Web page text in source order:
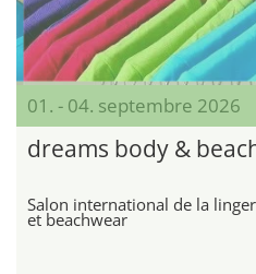
01. - 04. septembre 2026
dreams body &
Salon international de la
et beachwear